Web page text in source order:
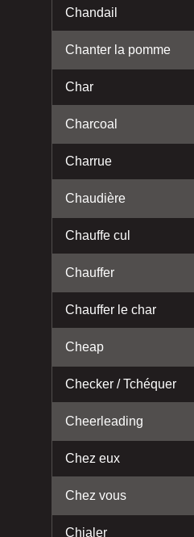
Chandail
Chanter la pomme
Char
Charcoal
Charrue
Chaudière
Chauffe cul
Chauffer
Chauffer le char
Cheap
Checker / Tchéquer
Cheerleading
Chez eux
Chez vous
Chialer